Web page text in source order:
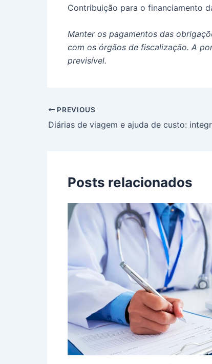
Contribuição para o financiamento
Manter os pagamentos das
com os órgãos de fiscalização. A
previsível.
PREVIOUS
Posts relacionados